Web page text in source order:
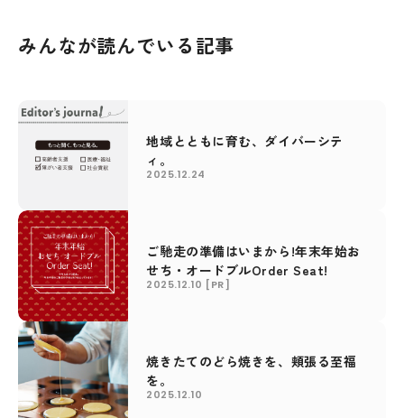
みんなが読んでいる記事
地域とともに育む、ダイバーシテ
ィ。
2025.12.24
ご馳走の準備はいまから!年末年始お
せち・オードブルOrder Seat!
2025.12.10 [PR]
焼きたてのどら焼きを、頬張る至福
を。
2025.12.10